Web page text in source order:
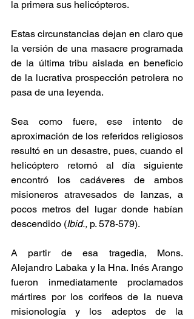
la primera sus helicópteros.
Estas circunstancias dejan en claro que
la versión de una masacre programada
de la última tribu aislada en beneficio
de la lucrativa prospección petrolera no
pasa de una leyenda.
Sea como fuere, ese intento de
aproximación de los referidos religiosos
resultó en un desastre, pues, cuando el
helicóptero retornó al día siguiente
encontró los cadáveres de ambos
misioneros atravesados de lanzas, a
pocos metros del lugar donde habían
descendido (Ibid., p. 578-579).
A partir de esa tragedia, Mons.
Alejandro Labaka y la Hna. Inés Arango
fueron inmediatamente proclamados
mártires por los corifeos de la nueva
misionología y los adeptos de la